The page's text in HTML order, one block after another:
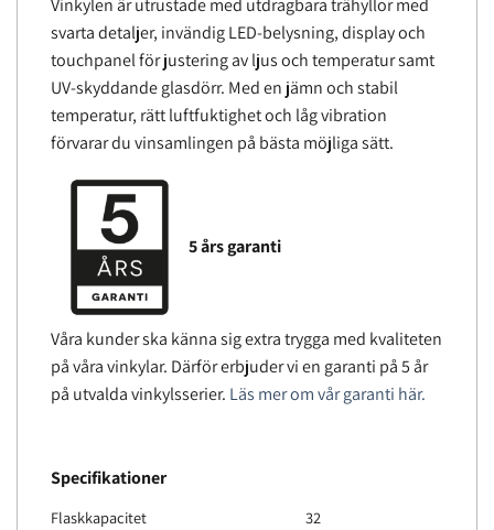
svarta detaljer, invändig LED-belysning, display och
touchpanel för justering av ljus och temperatur samt
UV-skyddande glasdörr. Med en jämn och stabil
temperatur, rätt luftfuktighet och låg vibration
förvarar du vinsamlingen på bästa möjliga sätt.
5 års garanti
Våra kunder ska känna sig extra trygga med kvaliteten
på våra vinkylar. Därför erbjuder vi en garanti på 5 år
på utvalda vinkylsserier. Läs mer om vår garanti här.
Specifikationer
Flaskkapacitet
32